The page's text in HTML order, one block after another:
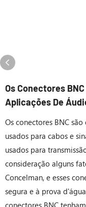
Os Conectores
Aplicações De
Os conectores BNC
usados ​​para cabos e
usados ​​para
consideração alguns
Concelman, e esses
segura e à prova
conectores BNC